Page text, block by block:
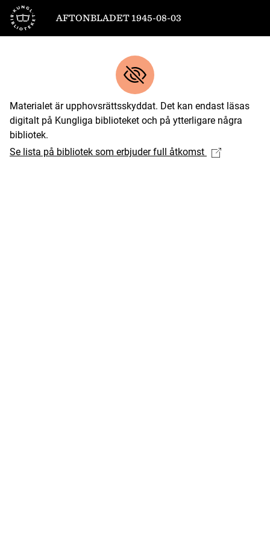
Till startsidan
AFTONBLADET 1945-08-03
Materialet är upphovsrättsskyddat. Det kan endast läsas
digitalt på Kungliga biblioteket och på ytterligare några
bibliotek.
Se lista på bibliotek som erbjuder full åtkomst